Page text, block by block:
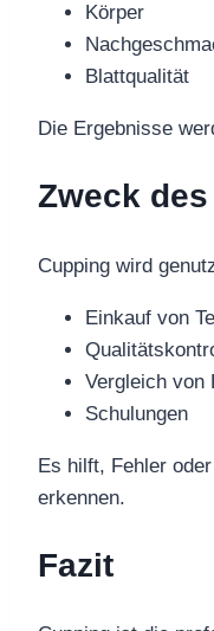
Körper
Blattqualität
Die Ergebnisse
Zweck
Cupping wird
Einkauf von
Vergleich von
Schulungen
Es hilft, Fehler
erkennen.
Fazit